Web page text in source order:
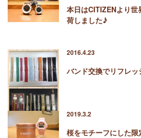
本日はCITIZENより世
荷しました♪
2016.4.23
バンド交換でリフレッ
2019.3.2
桜をモチーフにした